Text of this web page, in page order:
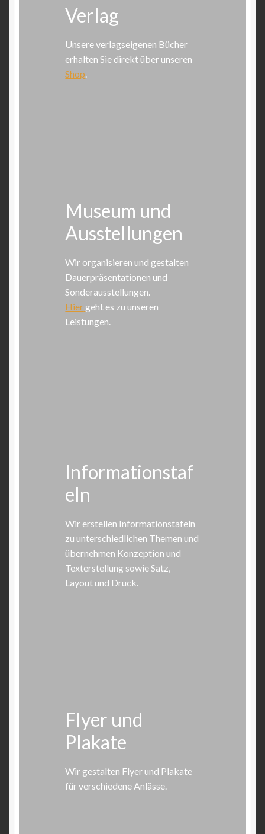
Verlag
Unsere verlagseigenen Bücher
erhalten Sie direkt über unseren
Shop.
Museum und
Ausstellungen
Wir organisieren und gestalten
Dauerpräsentationen und
Sonderausstellungen.
Hier geht es zu unseren
Leistungen.
Informationstaf
eln
Wir erstellen Informationstafeln
zu unterschiedlichen Themen und
übernehmen Konzeption und
Texterstellung sowie Satz,
Layout und Druck.
Flyer und
Plakate
Wir gestalten Flyer und Plakate
für verschiedene Anlässe.